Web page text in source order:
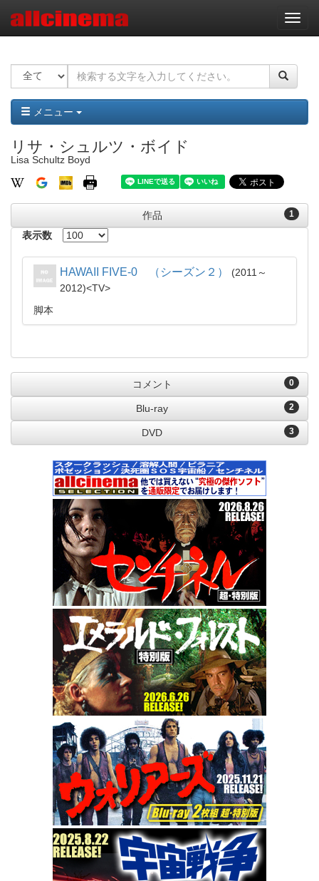
ナ
ビ
ー
ョ
ン
メニュー
リサ・シュルツ・ボイド
Lisa Schultz Boyd
1
作品
表示数
HAWAII FIVE-0 （シーズン２）
2011～
2012
TV
脚本
0
コメント
2
Blu-ray
3
DVD